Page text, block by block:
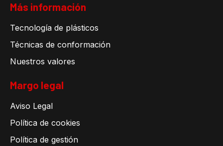
Más información
Tecnología de plásticos
Técnicas de conformación
Nuestros valores
Margo legal
Aviso Legal
Política de cookies
Política de gestión